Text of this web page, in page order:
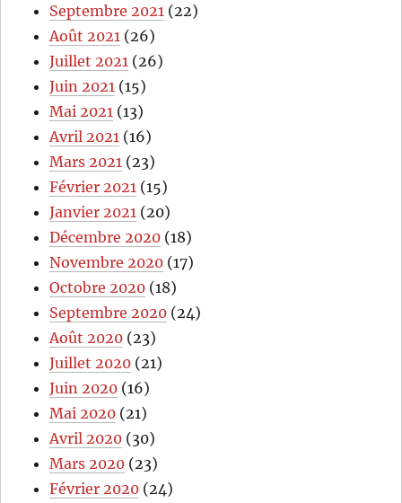
Septembre 2021 (22)
Août 2021 (26)
Juillet 2021 (26)
Juin 2021 (15)
Mai 2021 (13)
Avril 2021 (16)
Mars 2021 (23)
Février 2021 (15)
Janvier 2021 (20)
Décembre 2020 (18)
Novembre 2020 (17)
Octobre 2020 (18)
Septembre 2020 (24)
Août 2020 (23)
Juillet 2020 (21)
Juin 2020 (16)
Mai 2020 (21)
Avril 2020 (30)
Mars 2020 (23)
Février 2020 (24)